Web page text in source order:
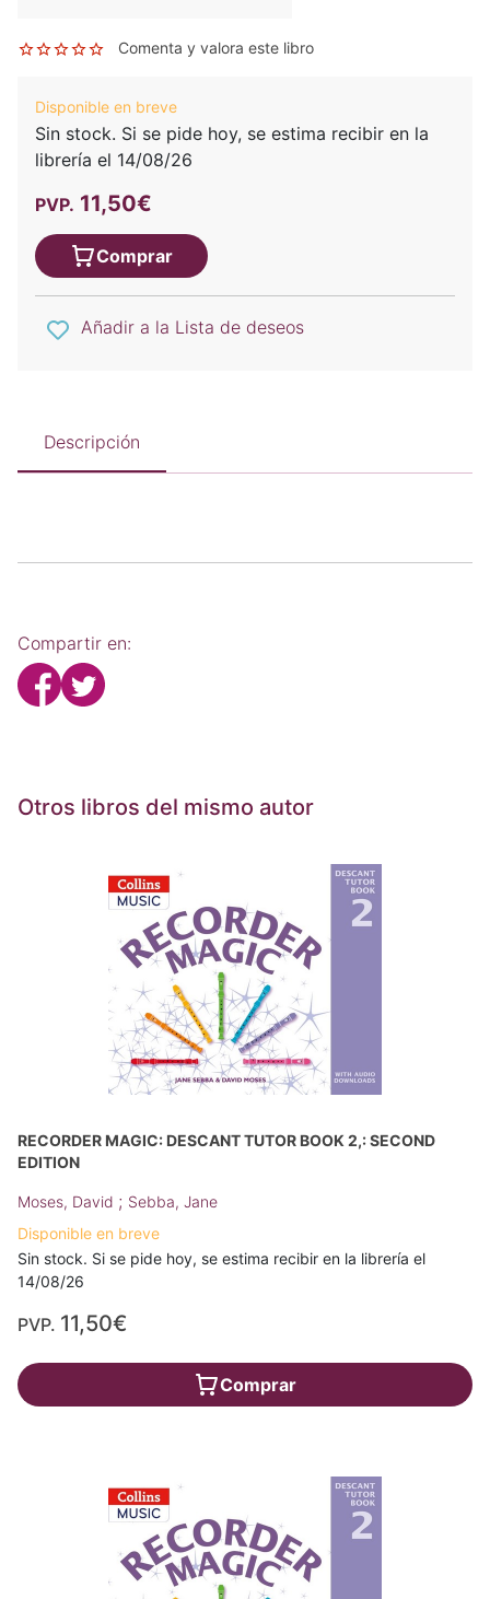
Comenta y valora este libro
Disponible en breve
Sin stock. Si se pide hoy, se estima recibir en la
librería el 14/08/26
PVP. 11,50€
Comprar
Añadir a la Lista de deseos
Descripción
Compartir en:
Otros libros del mismo autor
RECORDER MAGIC: DESCANT TUTOR BOOK 2,: SECOND
EDITION
Moses, David ; Sebba, Jane
Disponible en breve
Sin stock. Si se pide hoy, se estima recibir en la librería el
14/08/26
PVP. 11,50€
Comprar